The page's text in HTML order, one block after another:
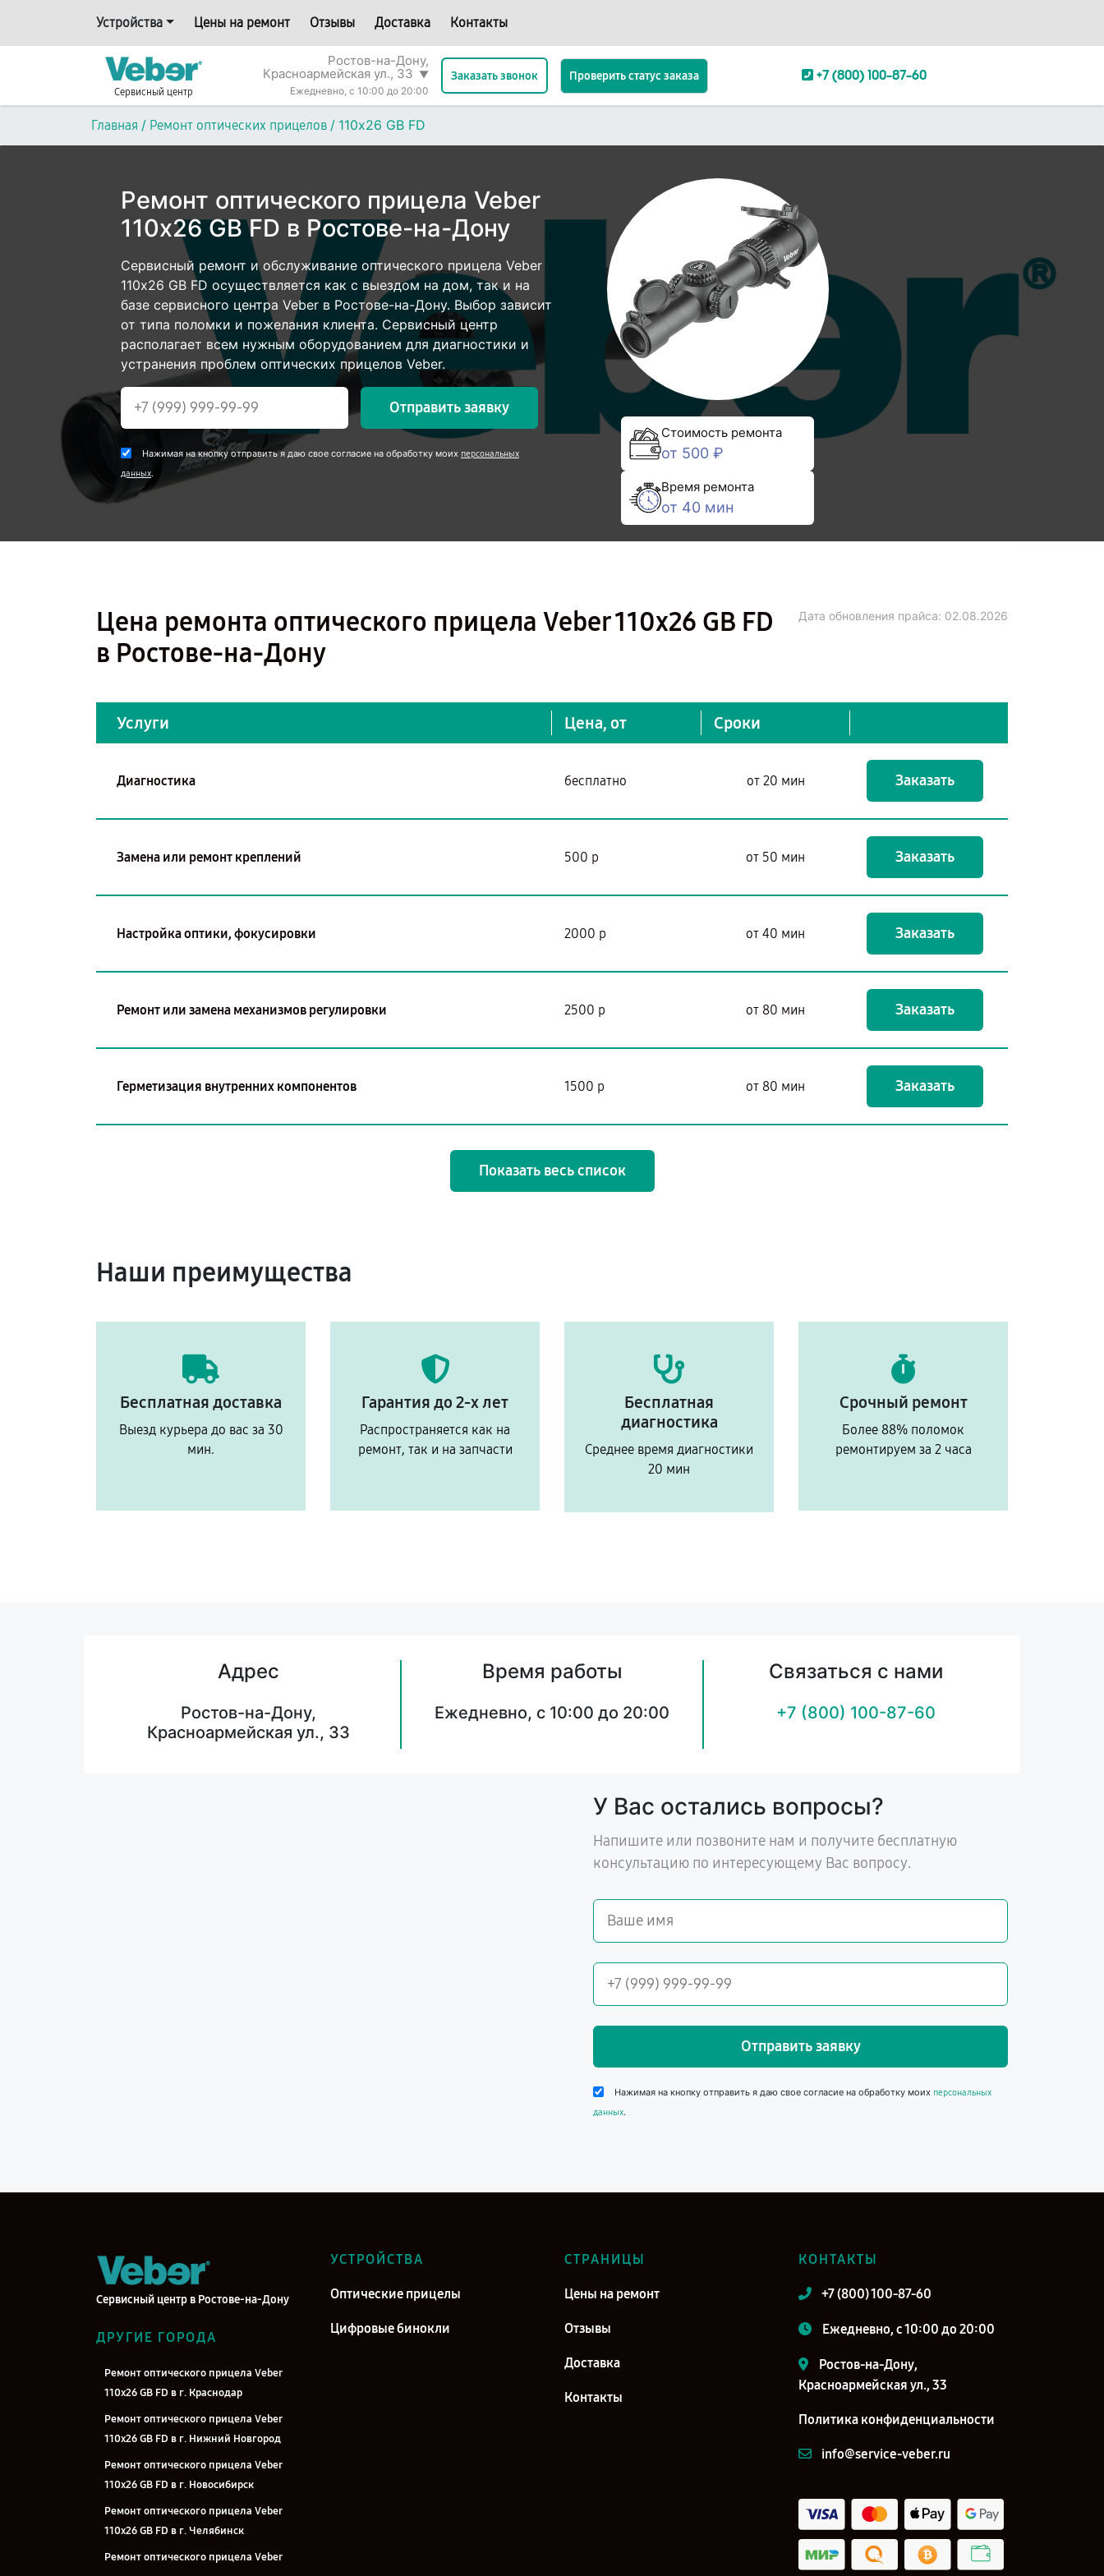
Устройства Цены на ремонт Отзывы Доставка Контакты
Сервисный центр
Ростов-на-Дону,
Красноармейская ул., 33 ▼
Ежедневно, с 10:00 до 20:00
Заказать звонок Проверить статус заказа +7 (800) 100-87-60
Главная / Ремонт оптических прицелов / 110х26 GB FD
Ремонт оптического прицела Veber
110х26 GB FD в Ростове-на-Дону
Сервисный ремонт и обслуживание оптического прицела Veber
110х26 GB FD осуществляется как с выездом на дом, так и на
базе сервисного центра Veber в Ростове-на-Дону. Выбор зависит
от типа поломки и пожелания клиента. Сервисный центр
располагает всем нужным оборудованием для диагностики и
устранения проблем оптических прицелов Veber.
Отправить заявку
Нажимая на кнопку отправить я даю свое согласие на обработку моих персональных
данных.
Стоимость ремонта
от 500 ₽
Время ремонта
от 40 мин
Цена ремонта оптического прицела Veber 110х26 GB FD
в Ростове-на-Дону
Дата обновления прайса: 02.08.2026
Услуги Цена, от Сроки
Диагностика бесплатно от 20 мин Заказать
Замена или ремонт креплений 500 р от 50 мин Заказать
Настройка оптики, фокусировки 2000 р от 40 мин Заказать
Ремонт или замена механизмов регулировки 2500 р от 80 мин Заказать
Герметизация внутренних компонентов 1500 р от 80 мин Заказать
Показать весь список
Наши преимущества
Бесплатная доставка
Выезд курьера до вас за 30
мин.
Гарантия до 2-х лет
Распространяется как на
ремонт, так и на запчасти
Бесплатная
диагностика
Среднее время диагностики
20 мин
Срочный ремонт
Более 88% поломок
ремонтируем за 2 часа
Адрес
Ростов-на-Дону,
Красноармейская ул., 33
Время работы
Ежедневно, с 10:00 до 20:00
Связаться с нами
+7 (800) 100-87-60
У Вас остались вопросы?
Напишите или позвоните нам и получите бесплатную
консультацию по интересующему Вас вопросу.
Отправить заявку
Нажимая на кнопку отправить я даю свое согласие на обработку моих персональных
данных.
Сервисный центр в Ростове-на-Дону
ДРУГИЕ ГОРОДА
Ремонт оптического прицела Veber
110х26 GB FD в г. Краснодар
Ремонт оптического прицела Veber
110х26 GB FD в г. Нижний Новгород
Ремонт оптического прицела Veber
110х26 GB FD в г. Новосибирск
Ремонт оптического прицела Veber
110х26 GB FD в г. Челябинск
Ремонт оптического прицела Veber
УСТРОЙСТВА
Оптические прицелы
Цифровые бинокли
СТРАНИЦЫ
Цены на ремонт
Отзывы
Доставка
Контакты
КОНТАКТЫ
+7 (800) 100-87-60
Ежедневно, с 10:00 до 20:00
Ростов-на-Дону,
Красноармейская ул., 33
Политика конфиденциальности
info@service-veber.ru